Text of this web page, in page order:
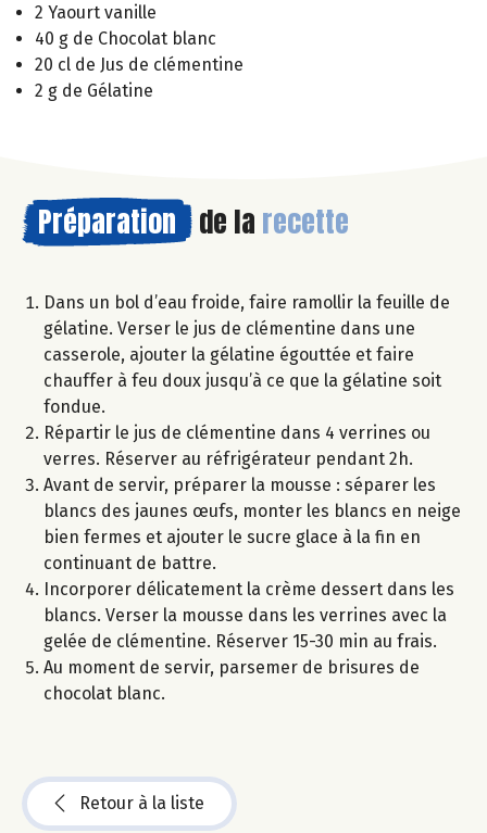
2 Yaourt vanille
40 g de Chocolat blanc
20 cl de Jus de clémentine
2 g de Gélatine
Préparation de la recette
Dans un bol d’eau froide, faire ramollir la feuille de
gélatine. Verser le jus de clémentine dans une
casserole, ajouter la gélatine égouttée et faire
chauffer à feu doux jusqu’à ce que la gélatine soit
fondue.
Répartir le jus de clémentine dans 4 verrines ou
verres. Réserver au réfrigérateur pendant 2h.
Avant de servir, préparer la mousse : séparer les
blancs des jaunes œufs, monter les blancs en neige
bien fermes et ajouter le sucre glace à la fin en
continuant de battre.
Incorporer délicatement la crème dessert dans les
blancs. Verser la mousse dans les verrines avec la
gelée de clémentine. Réserver 15-30 min au frais.
Au moment de servir, parsemer de brisures de
chocolat blanc.
Retour à la liste